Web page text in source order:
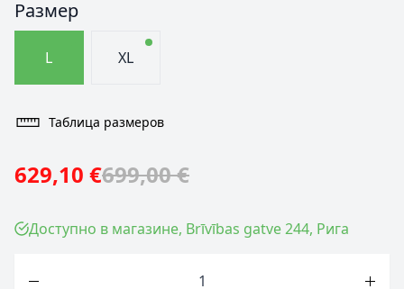
Размер
L XL
Таблица размеров
629,10 €699,00 €
Доступно в магазине, Brīvības gatve 244, Рига